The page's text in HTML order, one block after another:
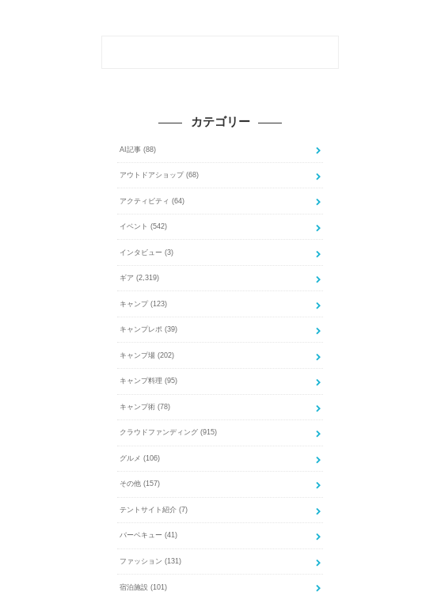
カテゴリー
AI記事 (88)
アウトドアショップ (68)
アクティビティ (64)
イベント (542)
インタビュー (3)
ギア (2,319)
キャンプ (123)
キャンプレポ (39)
キャンプ場 (202)
キャンプ料理 (95)
キャンプ術 (78)
クラウドファンディング (915)
グルメ (106)
その他 (157)
テントサイト紹介 (7)
バーベキュー (41)
ファッション (131)
宿泊施設 (101)